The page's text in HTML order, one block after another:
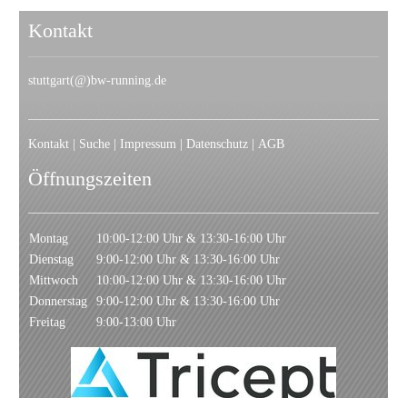
Kontakt
stuttgart(@)bw-running.de
Kontakt Suche Impressum Datenschutz AGB
Öffnungszeiten
Montag
10:00-12:00 Uhr & 13:30-16:00 Uhr
Dienstag
9:00-12:00 Uhr & 13:30-16:00 Uhr
Mittwoch
10:00-12:00 Uhr & 13:30-16:00 Uhr
Donnerstag
9:00-12:00 Uhr & 13:30-16:00 Uhr
Freitag
9:00-13:00 Uhr